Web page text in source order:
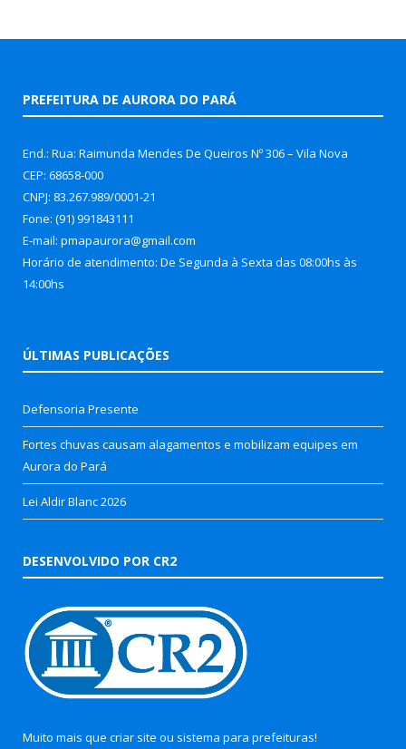
PREFEITURA DE AURORA DO PARÁ
End.: Rua: Raimunda Mendes De Queiros Nº 306 – Vila Nova
CEP: 68658-000
CNPJ: 83.267.989/0001-21
Fone: (91) 991843111
E-mail: pmapaurora@gmail.com
Horário de atendimento: De Segunda à Sexta das 08:00hs às
14:00hs
ÚLTIMAS PUBLICAÇÕES
Defensoria Presente
Fortes chuvas causam alagamentos e mobilizam equipes em
Aurora do Pará
Lei Aldir Blanc 2026
DESENVOLVIDO POR CR2
Muito mais que criar site ou sistema para prefeituras!